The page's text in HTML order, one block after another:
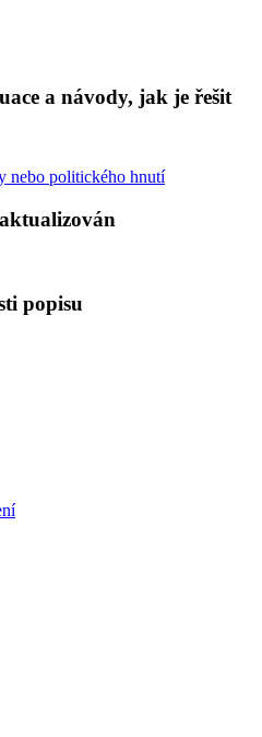
a návody, jak je řešit
nebo politického hnutí
popisu